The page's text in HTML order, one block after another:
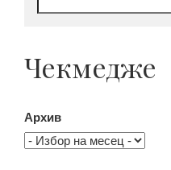
Чекмедже
Архив